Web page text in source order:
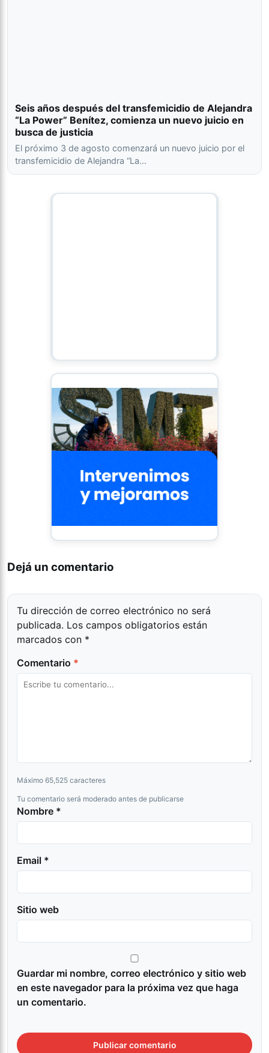
Seis años después del transfemicidio de Alejandra
“La Power” Benítez, comienza un nuevo juicio en
busca de justicia
El próximo 3 de agosto comenzará un nuevo juicio por el
transfemicidio de Alejandra “La…
Dejá un comentario
Tu dirección de correo electrónico no será
publicada. Los campos obligatorios están
marcados con *
Comentario *
Máximo 65,525 caracteres
Tu comentario será moderado antes de publicarse
Nombre *
Email *
Sitio web
Guardar mi nombre, correo electrónico y sitio web
en este navegador para la próxima vez que haga
un comentario.